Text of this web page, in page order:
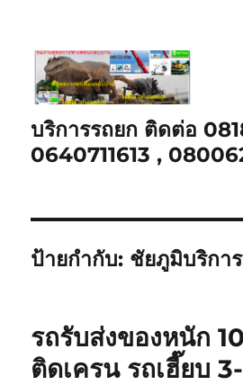
บริการรถยก ติดต่อ
0640711613 ,
ป้ายกำกับ: ชัยภูมิบริกา
รถรับส่งของหนัก
ติดเครน รถเฮี๊ยบ